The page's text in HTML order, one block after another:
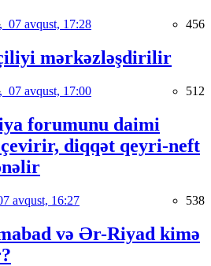
07 avqust, 17:28 456
mərkəzləşdirilir
07 avqust, 17:00 512
forumunu daimi
diqqət qeyri-neft
avqust, 16:27 538
və Ər-Riyad kimə